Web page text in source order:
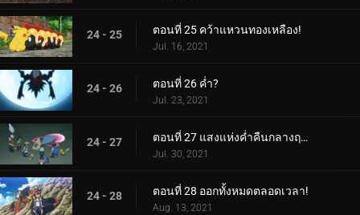
24 - 25 ตอนที่ 25 คว้าแหวนทองเหลือง!
Jul. 16, 2021
24 - 26 ตอนที่ 26 ค่ำ?
Jul. 23, 2021
24 - 27 ตอนที่ 27 แสงแห่งค่ำคืนกลางฤดูร้อน!
Jul. 30, 2021
24 - 28 ตอนที่ 28 ออกทั้งหมดตลอดเวลา!
Aug. 13, 2021